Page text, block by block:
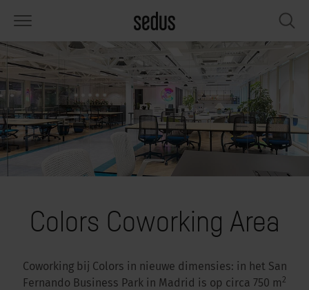
PRODUCTEN
gezocht?
OPLOSSINGEN
voor Werkcafé &
KNOWLEDGE
Monitor "Sedus INSIGHTS"
"Sedus Solutions"
op kantoor
WHAT’S UP
bij Sedus
SEDUSTAINABLE
ONDERNEMING
ons
& Feiten
Colors Coworking Area
Coworking bij Colors in nieuwe dimensies: in het San
Fernando Business Park in Madrid is op circa 750 m 2